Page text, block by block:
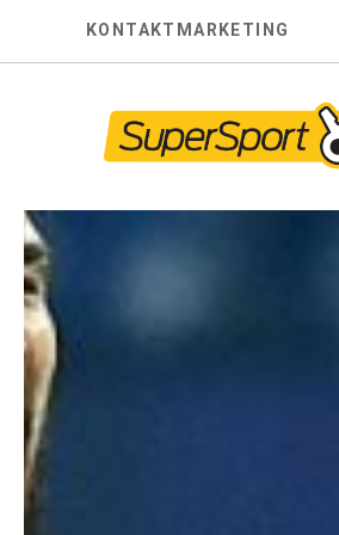
KONTAKT MARKETING